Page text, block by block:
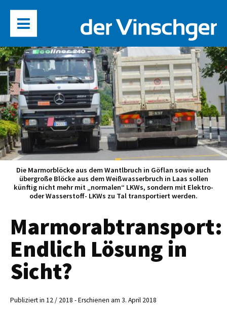
Die Marmorblöcke aus dem Wantlbruch in Göflan sowie auch
übergroße Blöcke aus dem Weißwasserbruch in Laas sollen
künftig nicht mehr mit „normalen“ LKWs, sondern mit Elektro-
oder Wasserstoff- LKWs zu Tal transportiert werden.
Marmorabtransport:
Endlich Lösung in
Sicht?
Publiziert in 12 / 2018 - Erschienen am 3. April 2018